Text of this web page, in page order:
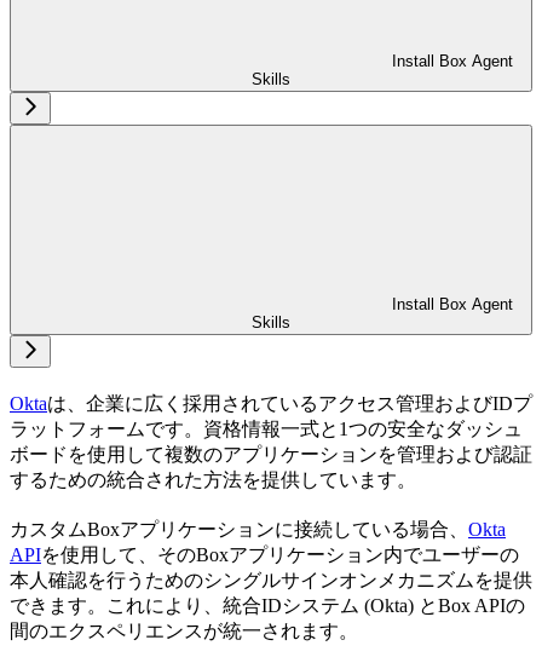
Install Box Agent
Skills
Install Box Agent
Skills
Oktaは、企業に広く採用されているアクセス管理およびIDプ
ラットフォームです。資格情報一式と1つの安全なダッシュ
ボードを使用して複数のアプリケーションを管理および認証
するための統合された方法を提供しています。
カスタムBoxアプリケーションに接続している場合、 Okta
APIを使用して、そのBoxアプリケーション内でユーザーの
本人確認を行うためのシングルサインオンメカニズムを提供
できます。これにより、統合IDシステム (Okta) とBox APIの
間のエクスペリエンスが統一されます。